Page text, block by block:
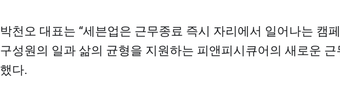
박천오 대표는 “세븐업은 근무종료 즉시 자리에서 일어나는 캠
구성원의 일과 삶의 균형을 지원하는 피앤피시큐어의 새로운 근
했다.